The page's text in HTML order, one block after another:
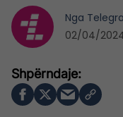
Nga
02/04/